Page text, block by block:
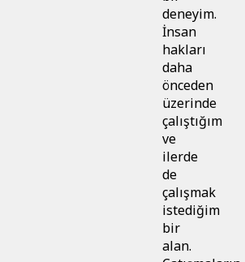
deneyim.
İnsan
hakları
daha
önceden
üzerinde
çalıştığım
ve
ilerde
de
çalışmak
istediğim
bir
alan.